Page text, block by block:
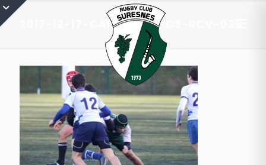
2017-12-17-CADETS-A-RCS-RCV-038